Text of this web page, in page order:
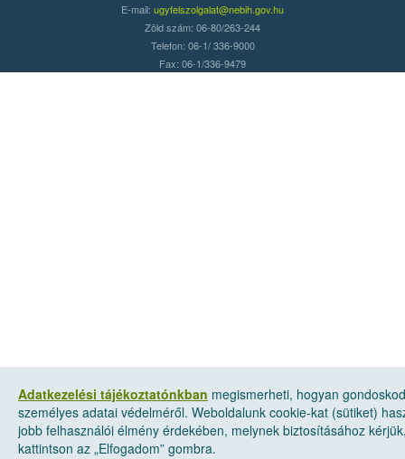
Adatkezelési tájékoztatónkban megismerheti, hogyan
személyes adatai védelméről. Weboldalunk cookie-kat (sütiket)
jobb felhasználói élmény érdekében, melynek biztosításához
kattintson az „Elfogadom” gombra.
E-mail: ugyfelszolgalat@nebih.gov.hu
Zöld szám: 06-80/263-244
Telefon: 06-1/ 336-9000
Fax: 06-1/336-9479